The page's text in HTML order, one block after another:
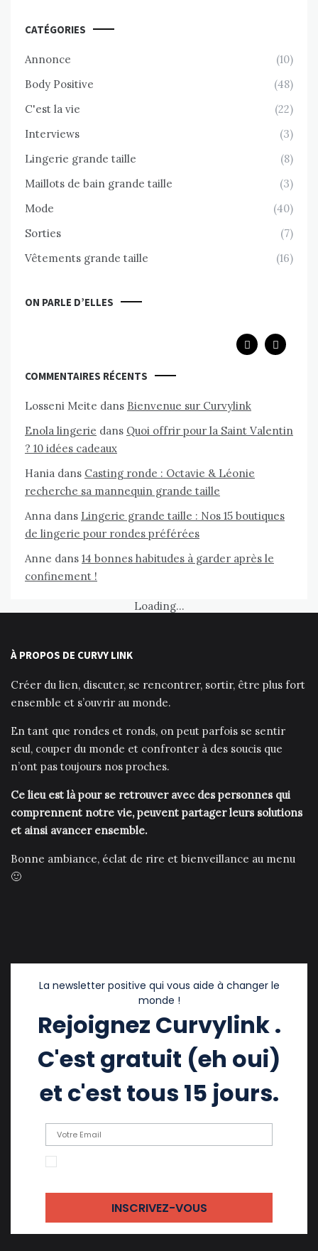
CATÉGORIES
Annonce
(10)
Body Positive
(48)
C'est la vie
(22)
Interviews
(3)
Lingerie grande taille
(8)
Maillots de bain grande taille
(3)
Mode
(40)
Sorties
(7)
Vêtements grande taille
(16)
ON PARLE D’ELLES
C'est la vie
Cellia Takamgang change le monde une page
à la fois avec la librairie jeunesse SOO KOOH [
MARS 20, 2020
COMMENTAIRES RÉCENTS
Losseni Meite dans Bienvenue sur Curvylink
Enola lingerie dans Quoi offrir pour la Saint Valentin
? 10 idées cadeaux
Hania dans Casting ronde : Octavie & Léonie
recherche sa mannequin grande taille
Anna dans Lingerie grande taille : Nos 15 boutiques
de lingerie pour rondes préférées
Anne dans 14 bonnes habitudes à garder après le
confinement !
Loading...
À PROPOS DE CURVY LINK
Créer du lien, discuter, se rencontrer, sortir, être plus fort
ensemble et s’ouvrir au monde.
En tant que rondes et ronds, on peut parfois se sentir
seul, couper du monde et confronter à des soucis que
n’ont pas toujours nos proches.
Ce lieu est là pour se retrouver avec des personnes qui
comprennent notre vie, peuvent partager leurs solutions
et ainsi avancer ensemble.
Bonne ambiance, éclat de rire et bienveillance au menu
🙂
La newsletter positive qui vous aide à changer le
monde !
Rejoignez Curvylink .
C'est gratuit (eh oui)
et c'est tous 15 jours.